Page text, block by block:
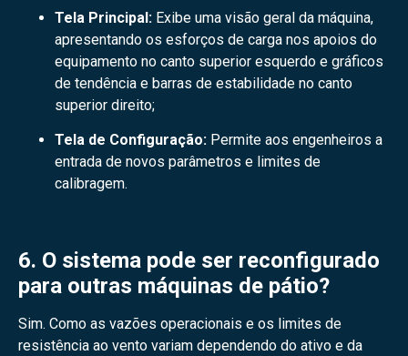
Tela Principal: Exibe uma visão geral da máquina,
apresentando os esforços de carga nos apoios do
equipamento no canto superior esquerdo e gráficos
de tendência e barras de estabilidade no canto
superior direito;
Tela de Configuração: Permite aos engenheiros a
entrada de novos parâmetros e limites de
calibragem.
6. O sistema pode ser reconfigurado
para outras máquinas de pátio?
Sim. Como as vazões operacionais e os limites de
resistência ao vento variam dependendo do ativo e da